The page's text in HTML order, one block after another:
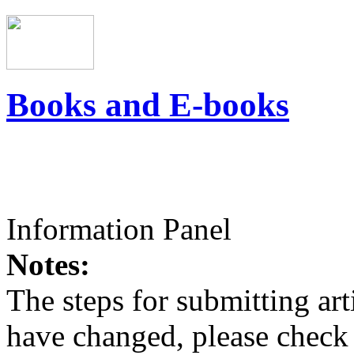
Books and E-books
Information Panel
Notes:
The steps for submitting
have changed, please